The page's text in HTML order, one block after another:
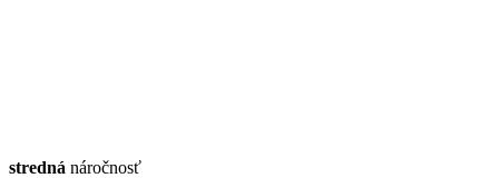
stredná náročnosť